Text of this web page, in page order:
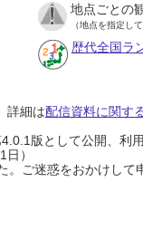
地点ごとの
（地点を指定し
歴代全国ラ
詳細は配信資料に関す
版として公開、利
）
ご迷惑をおかけして